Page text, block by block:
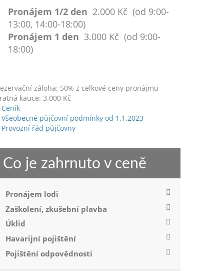
Pronájem 1/2 den 2.000 Kč (od 9:00-
13:00, 14:00-18:00)
Pronájem 1 den 3.000 Kč (od 9:00-
18:00)
záloha: 50% z celkové ceny pronájmu
kauce: 3.000 Kč
Ceník
Všeobecné půjčovní podmínky od 1.1.2023
Provozní řád půjčovny
Co je zahrnuto v ceně
Pronájem lodi
Zaškolení, zkušební plavba
Úklid
Havarijní pojištění
Pojištění odpovědnosti